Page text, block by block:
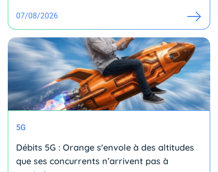
07/08/2026
5G
Débits 5G : Orange s'envole à des altitudes
que ses concurrents n’arrivent pas à